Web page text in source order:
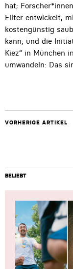
hat;
Filter entwickelt,
kostengünstig
kann; und die
Kiez“ in München
umwandeln: Das
VORHERIGE ARTIKEL
BELIEBT